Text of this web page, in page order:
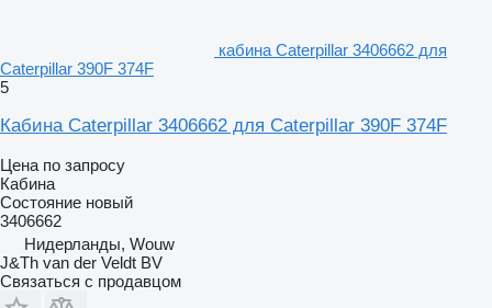
кабина Caterpillar 3406662 для
Caterpillar 390F 374F
5
Кабина Caterpillar 3406662 для Caterpillar 390F 374F
Цена по запросу
Кабина
Состояние новый
3406662
Нидерланды, Wouw
J&Th van der Veldt BV
Связаться с продавцом